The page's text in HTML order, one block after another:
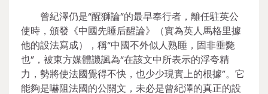
曾紀澤仍是“醒獅論”的最早奉行者，離任駐英公
使時，頒發《中國先睡后醒論》（實為英人馬格里據
他的設法寫成），稱“中國不外似人熟睡，固非垂斃
也”，被東方媒體譏諷為“在該文中所表示的浮夸精
力，勢將使法國覺得不快，也少少現實上的根據”。它
能夠是嚇阻法國的公關文，未必是曾紀澤的真正的設